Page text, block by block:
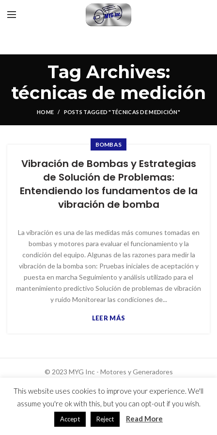
Tag Archives:
técnicas de medición
HOME POSTS TAGGED "TÉCNICAS DE MEDICIÓN"
BOMBAS
Vibración de Bombas y Estrategias
de Solución de Problemas:
Entendiendo los fundamentos de la
vibración de bomba
La vibración es una de las medidas más comunes tomadas en
bombas y motores para evaluar el funcionamiento y la
condición del equipo. Algunas de las razones para medir la
vibración de la bomba son: Pruebas iniciales de aceptación y
puesta en marcha Seguimiento y análisis utilizado para el
mantenimiento predictivo Solución de problemas de vibración
y ruido Monitorear las condiciones de...
LEER MÁS
© 2023 MYG Inc - Motores y Generadores
Usuarios ayer : 1344
This website uses cookies to improve your experience. We'll
assume you're ok with this, but you can opt-out if you wish.
Accept Reject Read More